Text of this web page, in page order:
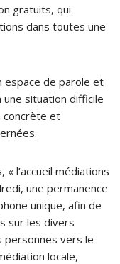
gratuits, qui
dans toutes une
espace de parole et
situation difficile
concrète et
l’accueil médiations
une permanence
unique, afin de
sur les divers
personnes vers le
locale,